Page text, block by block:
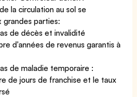
la circulation au sol se
parties:
de décès et invalidité
d'années de revenus garantis à
de maladie temporaire :
de jours de franchise et le taux